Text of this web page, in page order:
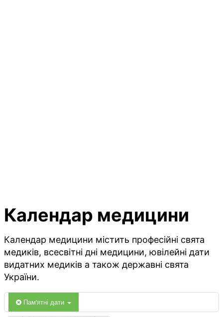
Календар медицини
Календар медицини містить професійні свята
медиків, всесвітні дні медицини, ювілейні дати
видатних медиків а також державні свята
України.
Пам'ятні дати